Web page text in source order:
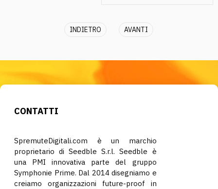
INDIETRO AVANTI
CONTATTI
SpremuteDigitali.com è un marchio
proprietario di Seedble S.r.l. Seedble è
una PMI innovativa parte del gruppo
Symphonie Prime. Dal 2014 disegniamo e
creiamo organizzazioni future-proof in